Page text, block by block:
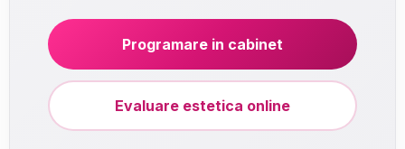
Programare in cabinet
Evaluare estetica online